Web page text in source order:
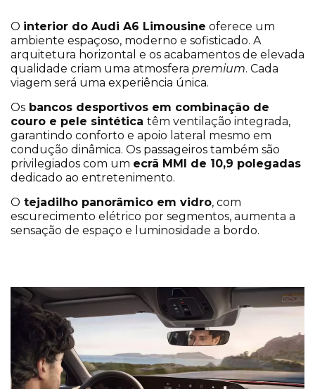
O interior do Audi A6 Limousine oferece um
ambiente espaçoso, moderno e sofisticado. A
arquitetura horizontal e os acabamentos de elevada
qualidade criam uma atmosfera premium. Cada
viagem será uma experiência única.
Os bancos desportivos em combinação de
couro e pele sintética têm ventilação integrada,
garantindo conforto e apoio lateral mesmo em
condução dinâmica. Os passageiros também são
privilegiados com um ecrã MMI de 10,9 polegadas
dedicado ao entretenimento.
O tejadilho panorâmico em vidro, com
escurecimento elétrico por segmentos, aumenta a
sensação de espaço e luminosidade a bordo.